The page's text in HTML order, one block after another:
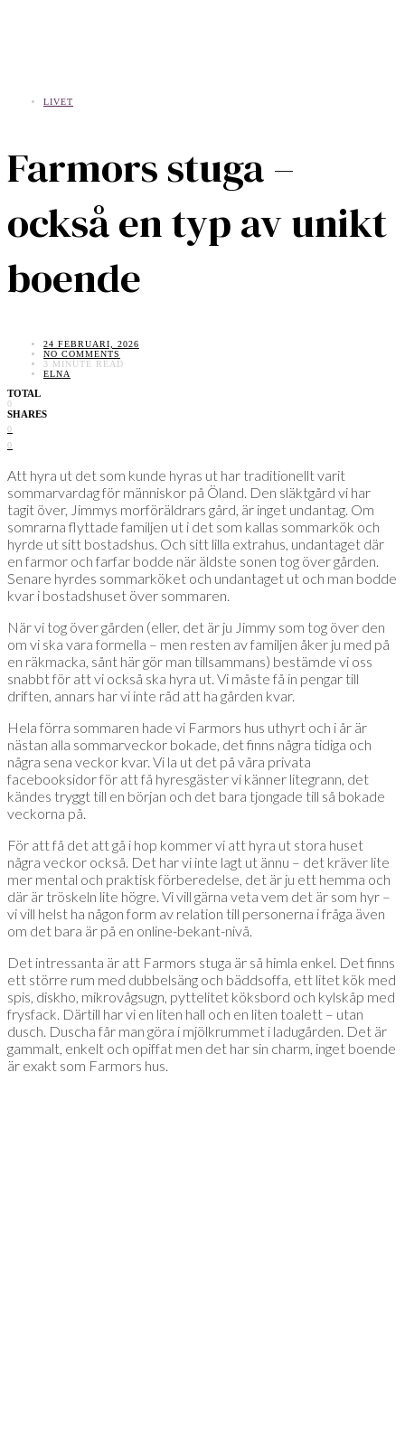
LIVET
Farmors stuga –
också en typ av unikt
boende
24 FEBRUARI, 2026
NO COMMENTS
3 MINUTE READ
ELNA
TOTAL
0
SHARES
0
0
Att hyra ut det som kunde hyras ut har traditionellt varit
sommarvardag för människor på Öland. Den släktgård vi har
tagit över, Jimmys morföräldrars gård, är inget undantag. Om
somrarna flyttade familjen ut i det som kallas sommarkök och
hyrde ut sitt bostadshus. Och sitt lilla extrahus, undantaget där
en farmor och farfar bodde när äldste sonen tog över gården.
Senare hyrdes sommarköket och undantaget ut och man bodde
kvar i bostadshuset över sommaren.
När vi tog över gården (eller, det är ju Jimmy som tog över den
om vi ska vara formella – men resten av familjen åker ju med på
en räkmacka, sånt här gör man tillsammans) bestämde vi oss
snabbt för att vi också ska hyra ut. Vi måste få in pengar till
driften, annars har vi inte råd att ha gården kvar.
Hela förra sommaren hade vi Farmors hus uthyrt och i år är
nästan alla sommarveckor bokade, det finns några tidiga och
några sena veckor kvar. Vi la ut det på våra privata
facebooksidor för att få hyresgäster vi känner litegrann, det
kändes tryggt till en början och det bara tjongade till så bokade
veckorna på.
För att få det att gå i hop kommer vi att hyra ut stora huset
några veckor också. Det har vi inte lagt ut ännu – det kräver lite
mer mental och praktisk förberedelse, det är ju ett hemma och
där är tröskeln lite högre. Vi vill gärna veta vem det är som hyr –
vi vill helst ha någon form av relation till personerna i fråga även
om det bara är på en online-bekant-nivå.
Det intressanta är att Farmors stuga är så himla enkel. Det finns
ett större rum med dubbelsäng och bäddsoffa, ett litet kök med
spis, diskho, mikrovågsugn, pyttelitet köksbord och kylskåp med
frysfack. Därtill har vi en liten hall och en liten toalett – utan
dusch. Duscha får man göra i mjölkrummet i ladugården. Det är
gammalt, enkelt och opiffat men det har sin charm, inget boende
är exakt som Farmors hus.